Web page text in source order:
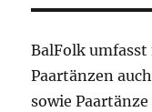
BalFolk
Paartänzen
sowie